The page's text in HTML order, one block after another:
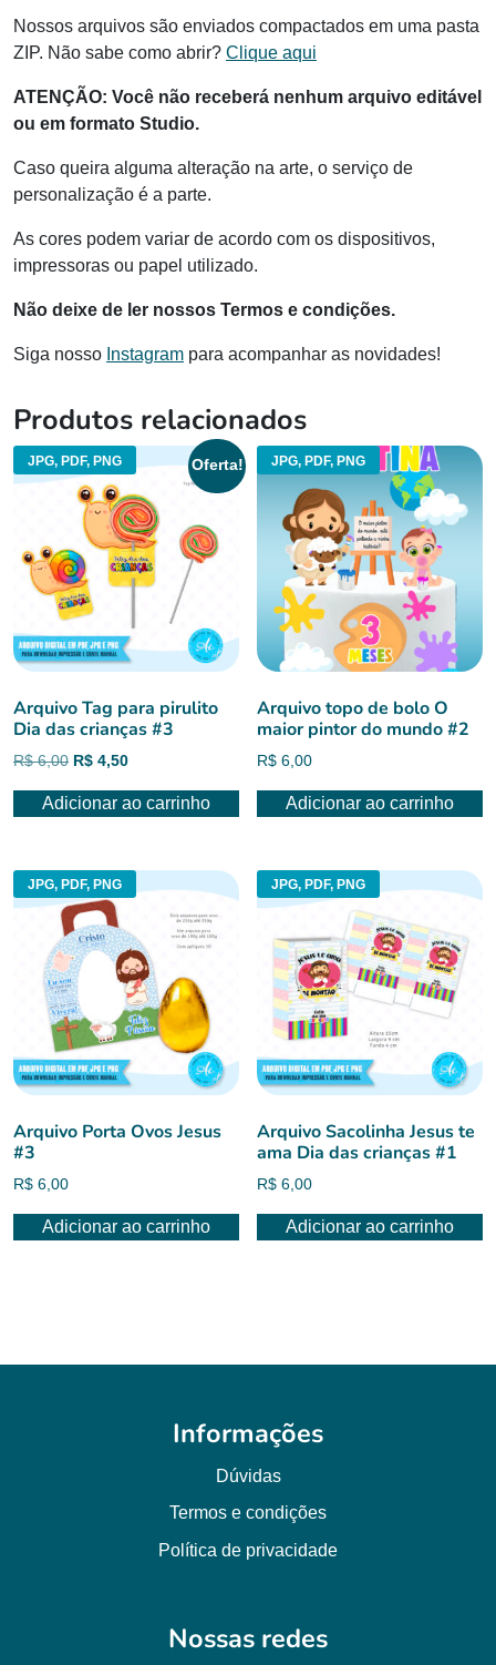
Nossos arquivos são enviados compactados em uma pasta
ZIP. Não sabe como abrir? Clique aqui
ATENÇÃO: Você não receberá nenhum arquivo editável
ou em formato Studio.
Caso queira alguma alteração na arte, o serviço de
personalização é a parte.
As cores podem variar de acordo com os dispositivos,
impressoras ou papel utilizado.
Não deixe de ler nossos Termos e condições.
Siga nosso Instagram para acompanhar as novidades!
Produtos relacionados
JPG, PDF, PNG Oferta!
Arquivo Tag para pirulito
Dia das crianças #3
R$6,00 O
original
R$ 4,50O
atual
Adicionar ao carrinho
JPG, PDF, PNG
Arquivo topo de bolo O
maior pintor do mundo #2
R$ 6,00
Adicionar ao carrinho
JPG, PDF, PNG
Arquivo Porta Ovos Jesus
#3
R$ 6,00
Adicionar ao carrinho
JPG, PDF, PNG
Arquivo Sacolinha Jesus te
ama Dia das crianças #1
R$ 6,00
Adicionar ao carrinho
Informações
Dúvidas
Termos e condições
Política de privacidade
Nossas redes